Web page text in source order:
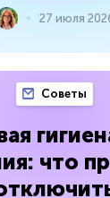
27 июля
Советы
что